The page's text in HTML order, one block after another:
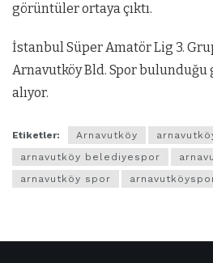
görüntüler ortaya çıktı.
İstanbul Süper Amatör Lig 3.
Arnavutköy Bld. Spor bulunduğu
alıyor.
Etiketler: Arnavutköy
arnavutköy belediyespor
arnavutköy spor